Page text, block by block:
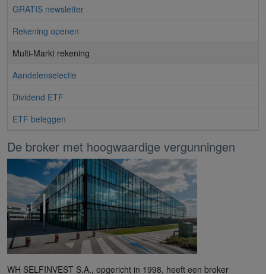
GRATIS newsletter
Rekening openen
Multi-Markt rekening
Aandelenselectie
Dividend ETF
ETF beleggen
De broker met hoogwaardige vergunningen
WH SELFINVEST S.A., opgericht in 1998, heeft een broker